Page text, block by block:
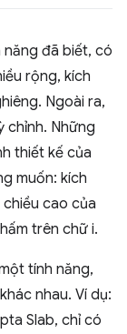
năng đã biết, có
rộng, kích
Ngoài ra,
Những
thiết kế của
muốn: kích
cao của
trên chữ i.
tính năng,
nhau. Ví dụ:
Slab, chỉ có